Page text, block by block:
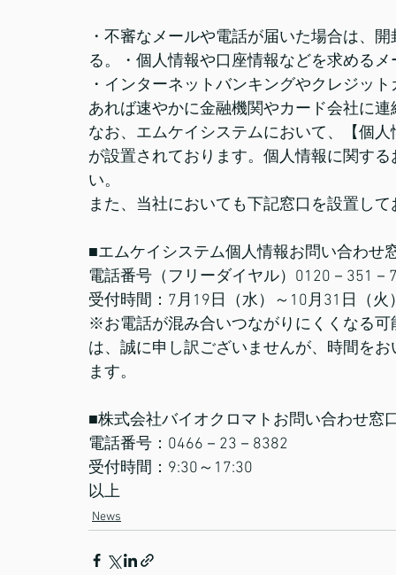
・不審なメールや電話が届いた場合は、
る。・個人情報や口座情報などを求める
・インターネットバンキングやクレジッ
あれば速やかに金融機関やカード会社に連
なお、エムケイシステムにおいて、【個
が設置されております。個人情報に関す
い。
また、当社においても下記窓口を設置し
■エムケイシステム個人情報お問い合わせ
電話番号（フリーダイヤル）0120－351－
受付時間：7月19日（水）～10月31日（
※お電話が混み合いつながりにくくなる
は、誠に申し訳ございませんが、時間を
ます。
■株式会社バイオクロマトお問い合わせ窓
電話番号：0466－23－8382
受付時間：9:30～17:30
以上
News